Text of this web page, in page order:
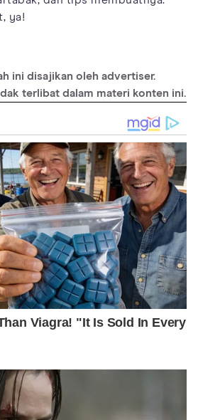
ya!
kenapa-martabak-manis-disebut-terang-
terang-bulan-jangan-keliru-lagi
cara-membuat-terang-bulan-di-teflon-
pasti-enak
ini disajikan oleh advertiser.
terlibat dalam materi konten ini.